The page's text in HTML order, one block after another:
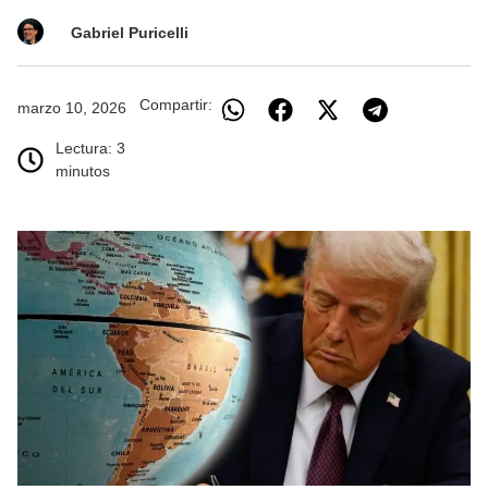
Gabriel Puricelli
marzo 10, 2026
Lectura: 3
minutos
Compartir: